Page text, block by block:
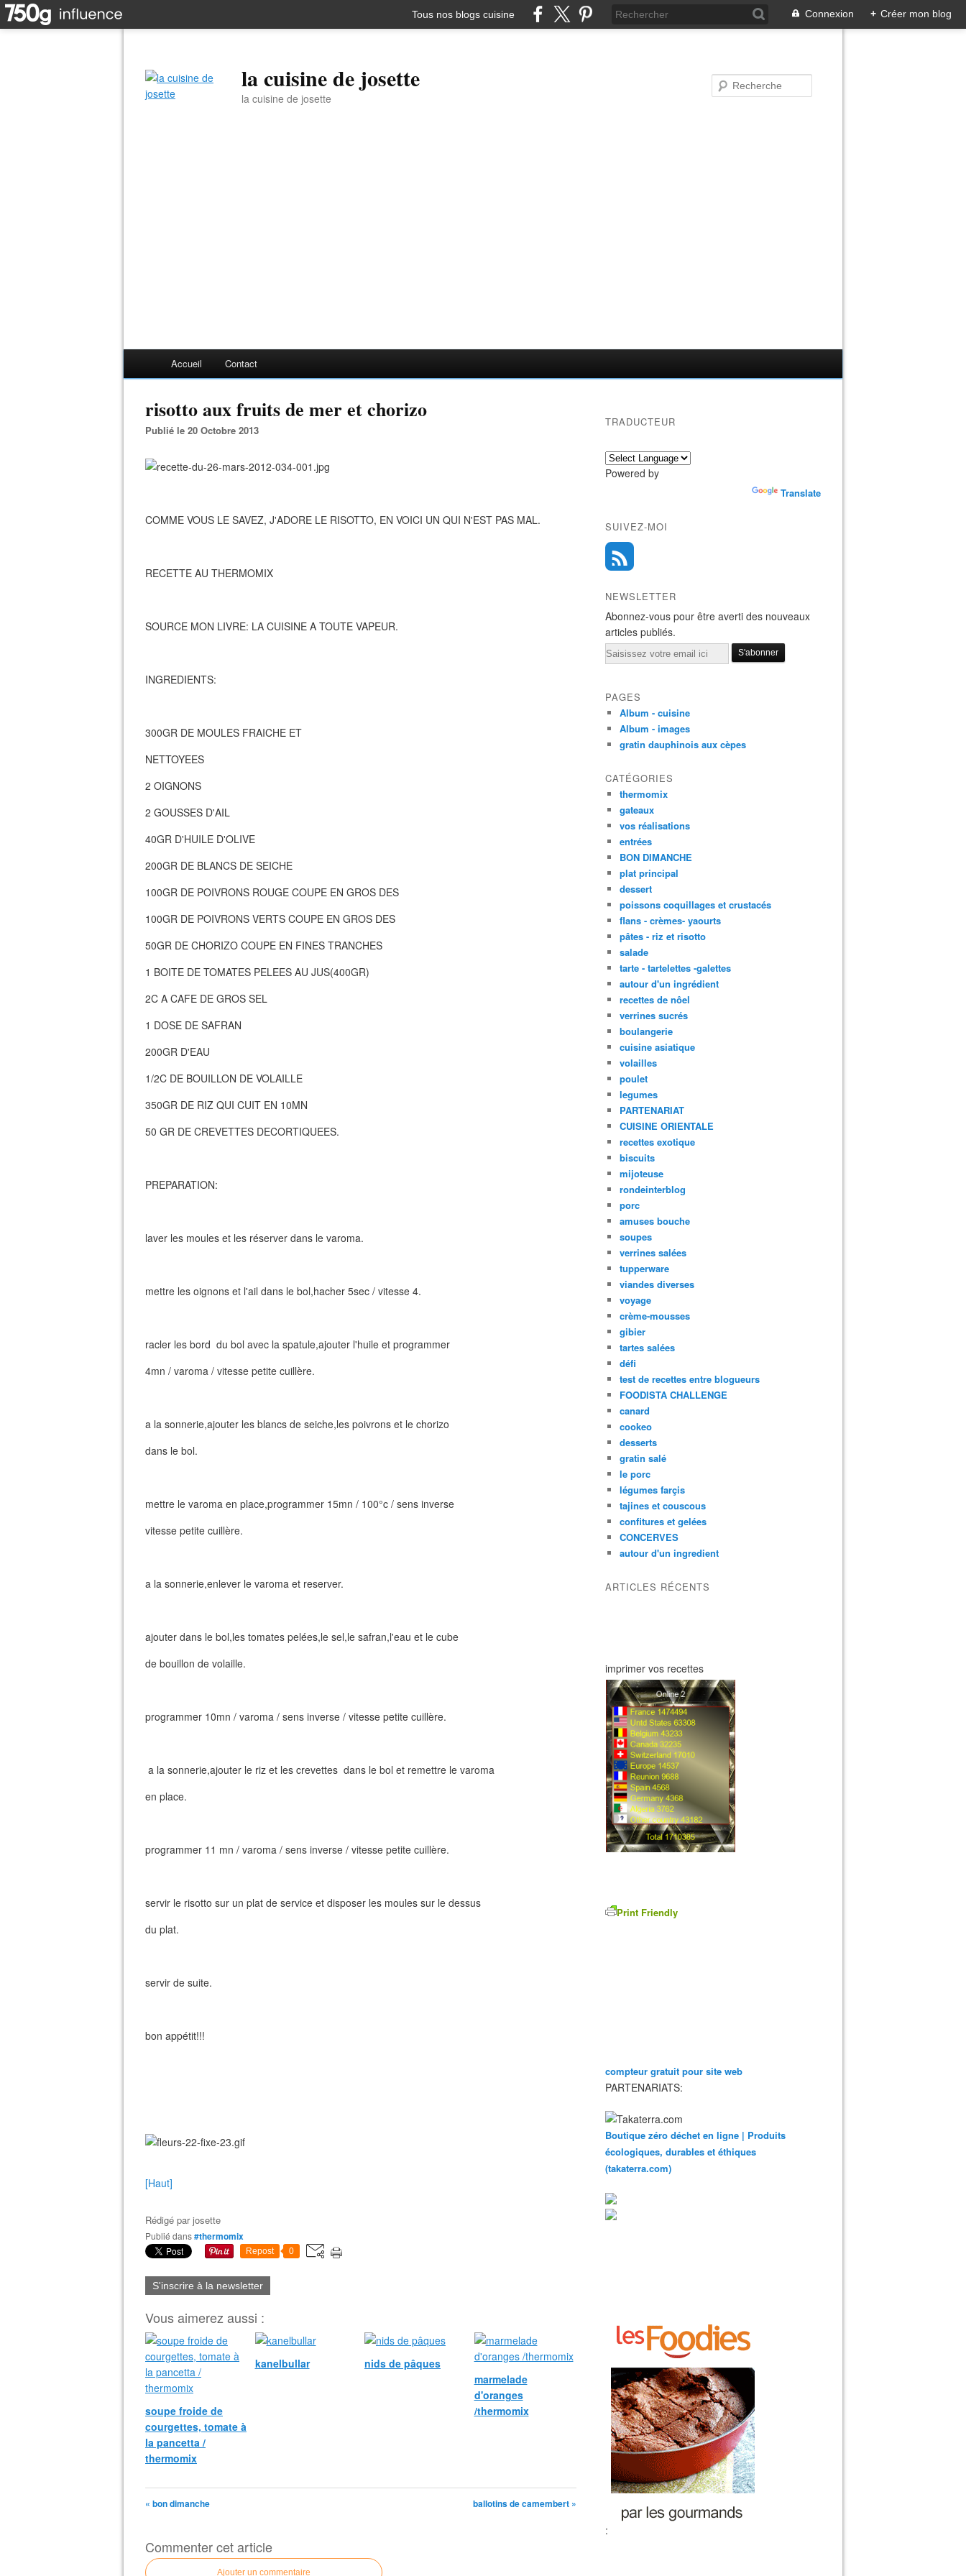
Tous nos blogs cuisine Connexion + Créer mon blog
la cuisine de josette
la cuisine de josette
Accueil Contact
risotto aux fruits de mer et chorizo
Publié le 20 Octobre 2013
COMME VOUS LE SAVEZ, J'ADORE LE RISOTTO, EN VOICI UN QUI N'EST PAS MAL.
RECETTE AU THERMOMIX
SOURCE MON LIVRE: LA CUISINE A TOUTE VAPEUR.
INGREDIENTS:
300GR DE MOULES FRAICHE ET
NETTOYEES
2 OIGNONS
2 GOUSSES D'AIL
40GR D'HUILE D'OLIVE
200GR DE BLANCS DE SEICHE
100GR DE POIVRONS ROUGE COUPE EN GROS DES
100GR DE POIVRONS VERTS COUPE EN GROS DES
50GR DE CHORIZO COUPE EN FINES TRANCHES
1 BOITE DE TOMATES PELEES AU JUS(400GR)
2C A CAFE DE GROS SEL
1 DOSE DE SAFRAN
200GR D'EAU
1/2C DE BOUILLON DE VOLAILLE
350GR DE RIZ QUI CUIT EN 10MN
50 GR DE CREVETTES DECORTIQUEES.
PREPARATION:
laver les moules et les réserver dans le varoma.
mettre les oignons et l'ail dans le bol,hacher 5sec / vitesse 4.
racler les bord du bol avec la spatule,ajouter l'huile et programmer
4mn / varoma / vitesse petite cuillère.
a la sonnerie,ajouter les blancs de seiche,les poivrons et le chorizo
dans le bol.
mettre le varoma en place,programmer 15mn / 100°c / sens inverse
vitesse petite cuillère.
a la sonnerie,enlever le varoma et reserver.
ajouter dans le bol,les tomates pelées,le sel,le safran,l'eau et le cube
de bouillon de volaille.
programmer 10mn / varoma / sens inverse / vitesse petite cuillère.
a la sonnerie,ajouter le riz et les crevettes dans le bol et remettre le varoma
en place.
programmer 11 mn / varoma / sens inverse / vitesse petite cuillère.
servir le risotto sur un plat de service et disposer les moules sur le dessus
du plat.
servir de suite.
bon appétit!!!
[Haut]
Rédigé parjosette
Publié dans#thermomix
Repost 0
S'inscrire à la newsletter
Vous aimerez aussi :
soupe froide de
courgettes, tomate à
la pancetta /
thermomix
kanelbullar
nids de pâques
marmelade
d'oranges
/thermomix
« bon dimanche ballotins de camembert »
Commenter cet article
Ajouter un commentaire
TRADUCTEUR
Powered by
Translate
SUIVEZ-MOI
NEWSLETTER
Abonnez-vous pour être averti des nouveaux
articles publiés.
Email
PAGES
Album - cuisine
Album - images
gratin dauphinois aux cèpes
CATÉGORIES
thermomix
gateaux
vos réalisations
entrées
BON DIMANCHE
plat principal
dessert
poissons coquillages et crustacés
flans - crèmes- yaourts
pâtes - riz et risotto
salade
tarte - tartelettes -galettes
autour d'un ingrédient
recettes de nôel
verrines sucrés
boulangerie
cuisine asiatique
volailles
poulet
legumes
PARTENARIAT
CUISINE ORIENTALE
recettes exotique
biscuits
mijoteuse
rondeinterblog
porc
amuses bouche
soupes
verrines salées
tupperware
viandes diverses
voyage
crème-mousses
gibier
tartes salées
défi
test de recettes entre blogueurs
FOODISTA CHALLENGE
canard
cookeo
desserts
gratin salé
le porc
légumes farçis
tajines et couscous
confitures et gelées
CONCERVES
autour d'un ingredient
ARTICLES RÉCENTS
imprimer vos recettes
Print Friendly
compteur gratuit pour site web
PARTENARIATS:
Boutique zéro déchet en ligne | Produits
écologiques, durables et éthiques
(takaterra.com)
: